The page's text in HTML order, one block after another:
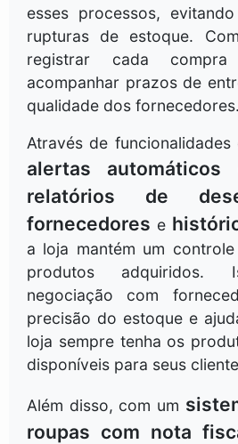
esses processos,
rupturas de estoque.
registrar cada compra
acompanhar prazos de
qualidade dos fornecedores.
Através de
alertas automáticos
relatórios de
fornecedores e
a loja mantém um
produtos
negociação com
precisão do estoque e
loja sempre tenha os
disponíveis para seus
Além disso, com um
roupas com nota